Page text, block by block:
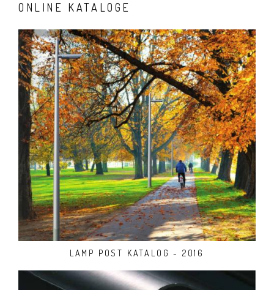
ONLINE KATALOGE
LAMP POST KATALOG - 2016